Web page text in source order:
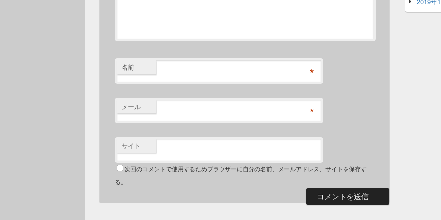
名前 *
メール *
サイト
次回のコメントで使用するためブラウザーに自分の名前、メールアドレス、サイトを保存す
る。